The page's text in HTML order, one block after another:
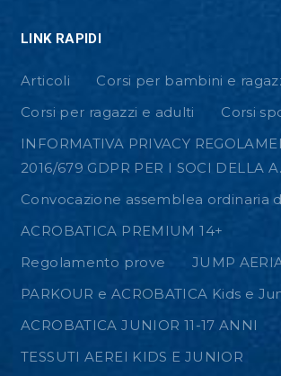
LINK RAPIDI
Articoli
Corsi per bambini e
Corsi per ragazzi e adulti
Corsi
INFORMATIVA PRIVACY
2016/679 GDPR PER I SOCI DELLA
Convocazione assemblea ordinaria
ACROBATICA PREMIUM 14+
Regolamento prove
JUMP
PARKOUR e ACROBATICA Kids e
ACROBATICA JUNIOR 11-17 ANNI
TESSUTI AEREI KIDS E JUNIOR